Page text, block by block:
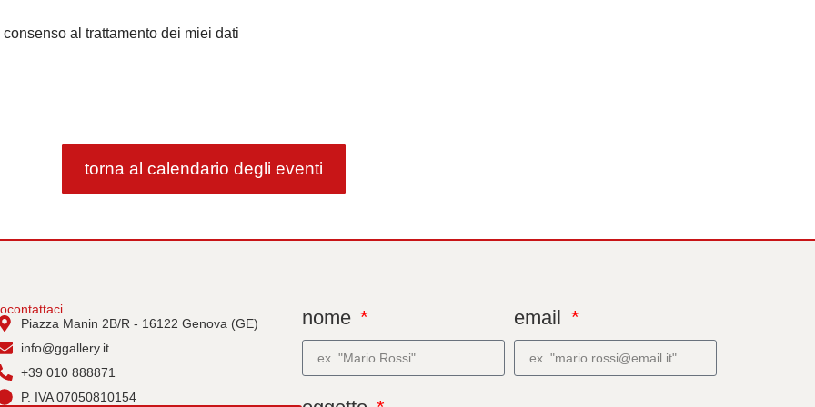
al trattamento dei miei dati
torna al calendario degli eventi
contattaci
Piazza Manin 2B/R - 16122 Genova (GE)
info@ggallery.it
+39 010 888871
P. IVA 07050810154
nome email